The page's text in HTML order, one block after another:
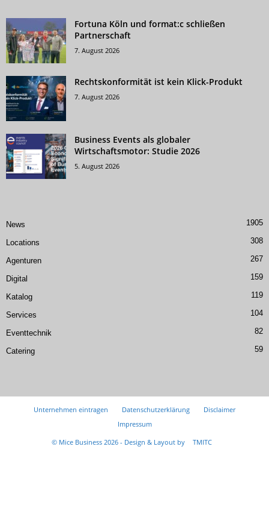
Fortuna Köln und format:c schließen
Partnerschaft
7. August 2026
Rechtskonformität ist kein Klick-Produkt
7. August 2026
Business Events als globaler
Wirtschaftsmotor: Studie 2026
5. August 2026
News 1905
Locations 308
Agenturen 267
Digital 159
Katalog 119
Services 104
Eventtechnik 82
Catering 59
Unternehmen eintragen Datenschutzerklärung
Disclaimer
Impressum
© Mice Business 2026 - Design & Layout by
TMITC